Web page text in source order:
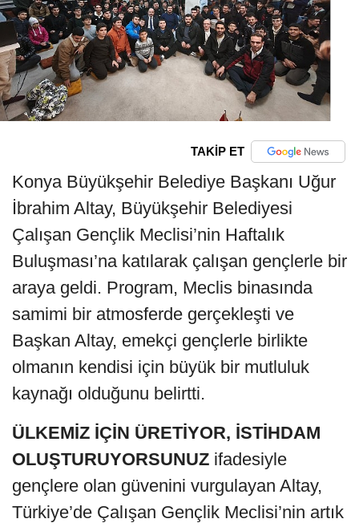
TAKİP ET
Konya Büyükşehir Belediye Başkanı Uğur
İbrahim Altay, Büyükşehir Belediyesi
Çalışan Gençlik Meclisi’nin Haftalık
Buluşması’na katılarak çalışan gençlerle bir
araya geldi. Program, Meclis binasında
samimi bir atmosferde gerçekleşti ve
Başkan Altay, emekçi gençlerle birlikte
olmanın kendisi için büyük bir mutluluk
kaynağı olduğunu belirtti.
ÜLKEMİZ İÇİN ÜRETİYOR, İSTİHDAM
OLUŞTURUYORSUNUZ ifadesiyle
gençlere olan güvenini vurgulayan Altay,
Türkiye’de Çalışan Gençlik Meclisi’nin artık